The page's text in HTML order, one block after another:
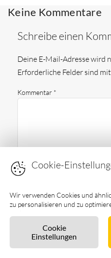
Keine Kommentare
Schreibe einen
Deine E-Mail-Adresse wird
Erforderliche Felder sind mit
Kommentar *
Name*
E-Mail-Adresse*
Cookie-
Wir verwenden Cookies und
zu personalisieren und zu
Cookie
Einstellungen